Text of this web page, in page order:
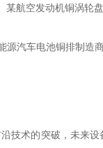
空发动机铜涡轮
车电池铜排制造
术的突破，未来